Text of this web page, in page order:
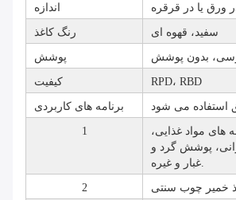
اندازه ورق یا در قرقره
رنگ کاغذ سفید، قهوه ای
پوشش بدون پوشش
کیفیت RPD، RBD
برنامه های کاربردی
1
های مواد غذایی،
پوشش گرد و
2